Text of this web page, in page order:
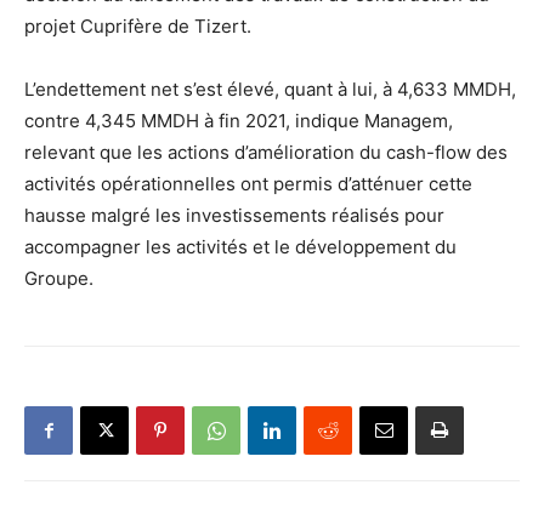
projet Cuprifère de Tizert.
L’endettement net s’est élevé, quant à lui, à 4,633 MMDH,
contre 4,345 MMDH à fin 2021, indique Managem,
relevant que les actions d’amélioration du cash-flow des
activités opérationnelles ont permis d’atténuer cette
hausse malgré les investissements réalisés pour
accompagner les activités et le développement du
Groupe.